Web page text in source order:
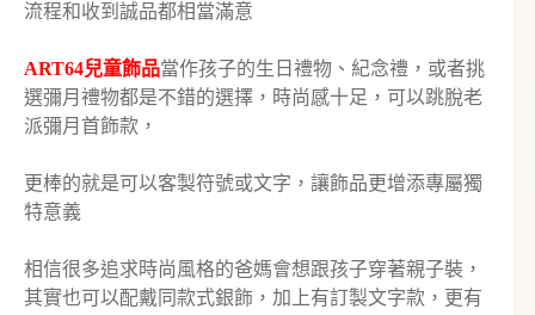
流程和收到誠品都相當滿意
ART64兒童飾品當作孩子的生日禮物、紀念禮，或者挑
選彌月禮物都是不錯的選擇，時尚感十足，可以跳脫老
派彌月首飾款，
更棒的就是可以客製符號或文字，讓飾品更增添專屬獨
特意義
相信很多追求時尚風格的爸媽會想跟孩子穿著親子裝，
其實也可以配戴同款式銀飾，加上有訂製文字款，更有